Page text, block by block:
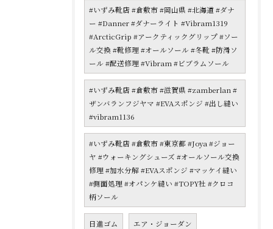
#いずみ靴店 #倉敷市 #岡山県 #北海道 #ダナ
ー #Danner #ダナーライト #Vibram1319
#ArcticGrip #アークティックグリップ #ソー
ル交換 #靴修理 #オールソール #冬靴 #防滑ソ
ール #配送修理 #Vibram #ビブラムソール
#いずみ靴店 #倉敷市 #滋賀県 #zamberlan #
ザンバランフジヤマ #EVAスポンジ #出し縫い
#vibram1136
#いずみ靴店 #倉敷市 #東京都 #Joya #ジョー
ヤ #ウォーキングシューズ #オールソール交換
修理 #加水分解 #EVAスポンジ #マッケイ縫い
#側面処理 #オパンケ縫い #TOPY社 #クロコ
柄ソール
日進ゴム エア・ジョーダン